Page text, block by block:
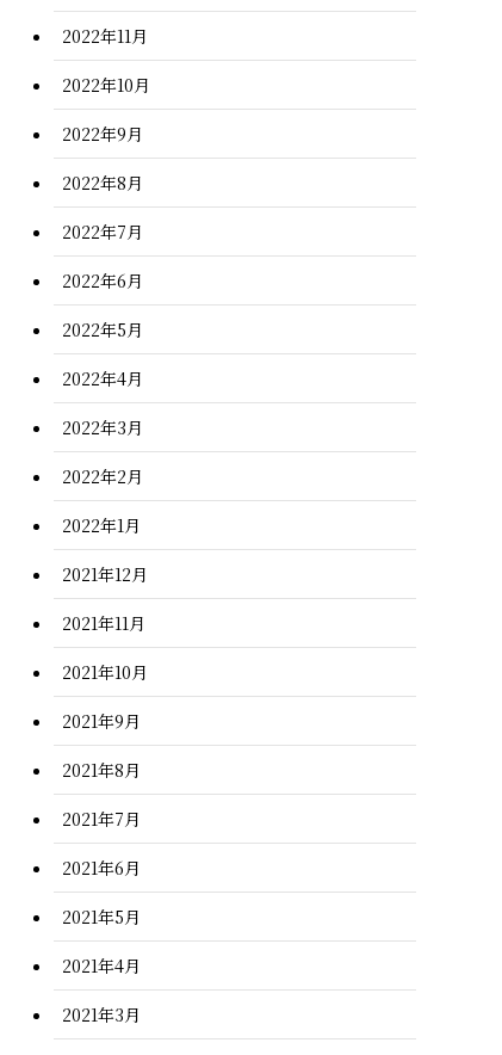
2022年11月
2022年10月
2022年9月
2022年8月
2022年7月
2022年6月
2022年5月
2022年4月
2022年3月
2022年2月
2022年1月
2021年12月
2021年11月
2021年10月
2021年9月
2021年8月
2021年7月
2021年6月
2021年5月
2021年4月
2021年3月